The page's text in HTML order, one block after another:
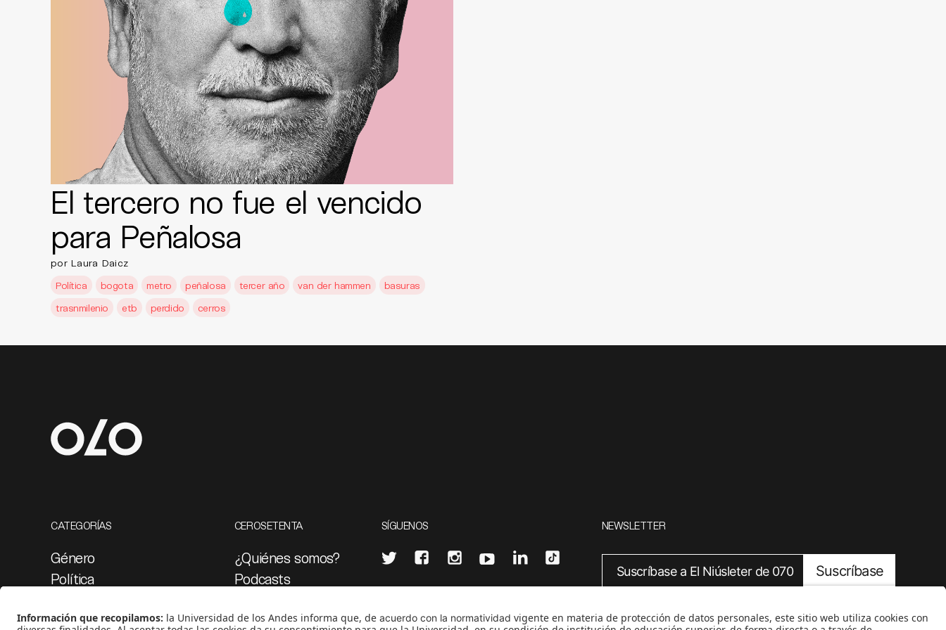
El tercero no fue el vencido
para Peñalosa
por Laura Daicz
Política
bogota metro peñalosa tercer año van der hammen
basuras
trasnmilenio
etb perdido cerros
CATEGORÍAS
Género
Política
Medio ambiente
CEROSETENTA
¿Quiénes somos?
Podcasts
Proyectos 070
SÍGUENOS NEWSLETTER
Suscríbase